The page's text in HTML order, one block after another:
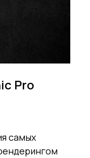
Pro
самых